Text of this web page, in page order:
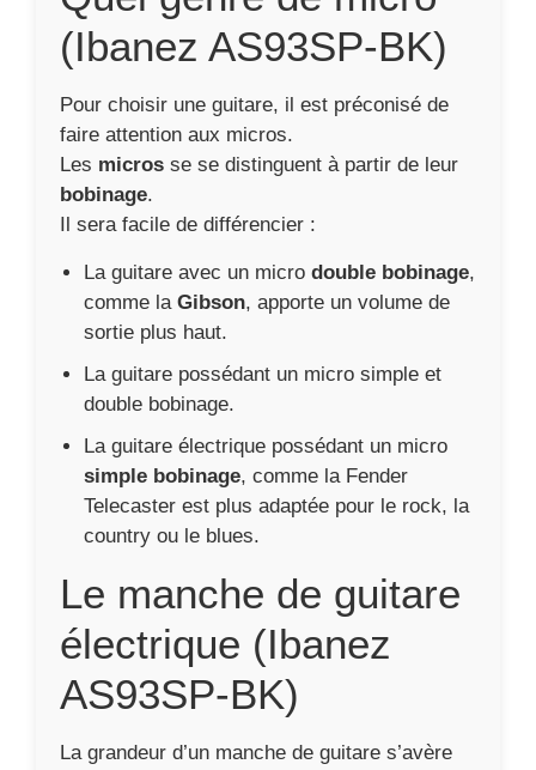
(Ibanez AS93SP-BK)
Pour choisir une guitare, il est préconisé de
faire attention aux micros.
Les micros se se distinguent à partir de leur
bobinage.
Il sera facile de différencier :
La guitare avec un micro double bobinage,
comme la Gibson, apporte un volume de
sortie plus haut.
La guitare possédant un micro simple et
double bobinage.
La guitare électrique possédant un micro
simple bobinage, comme la Fender
Telecaster est plus adaptée pour le rock, la
country ou le blues.
Le manche de guitare
électrique (Ibanez
AS93SP-BK)
La grandeur d’un manche de guitare s’avère